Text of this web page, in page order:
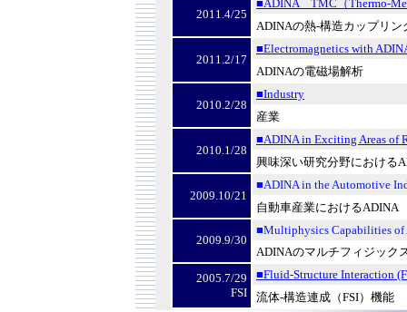
2011.4/25
■ADINATMC （Thermo-
ADINAの熱-構造カップリン
2011.2/17
■Electromagnetics with
ADINAの電磁場解析
2010.2/28
■Industry
産業
2010.1/28
■ADINA in Exciting Areas of
興味深い研究分野における
2009.10/21
■ADINA in the Automotive
自動車産業におけるADINA
2009.9/30
■Multiphysics Capabilities of
ADINAのマルチフィジック
2005.7/29
FSI
■Fluid-Structure Interaction
流体-構造連成（FSI）機能